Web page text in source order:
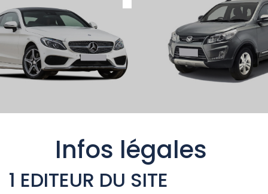
Infos légales
1 EDITEUR DU SITE